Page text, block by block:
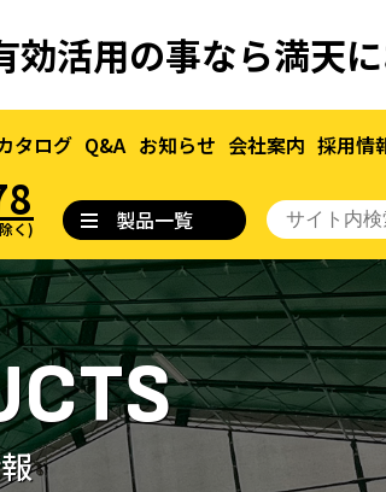
活用の事なら満天
タログ Q&A お知らせ 会社案内 採用情
く) 製品一覧